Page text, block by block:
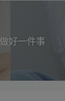
好一件事